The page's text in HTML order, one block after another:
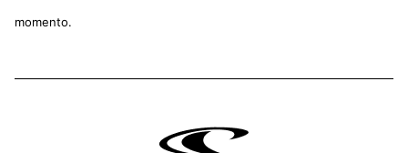
momento.